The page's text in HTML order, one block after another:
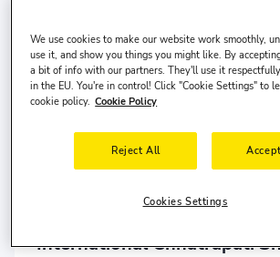
Je souhaite le déposer à un autre
Le conducteur réside dans le paysÉtats-
ans.
Location de voitures à
International Chhatrapati
We use cookies to make our website work smoothly,
use it, and show you things you might like. By
a bit of info with our partners. They'll use it
in the EU. You're in control! Click "Cookie Settings" to
cookie policy. Cookie Policy
Reject All
Cookies Settings